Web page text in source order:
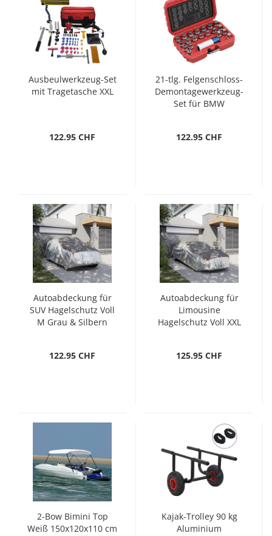
Ausbeulwerkzeug-Set
mit Tragetasche XXL
122.95 CHF
21-tlg. Felgenschloss-
Demontagewerkzeug-
Set für BMW
122.95 CHF
Autoabdeckung für
SUV Hagelschutz Voll
M Grau & Silbern
122.95 CHF
Autoabdeckung für
Limousine
Hagelschutz Voll XXL
125.95 CHF
2-Bow Bimini Top
Weiß 150x120x110 cm
Kajak-Trolley 90 kg
Aluminium